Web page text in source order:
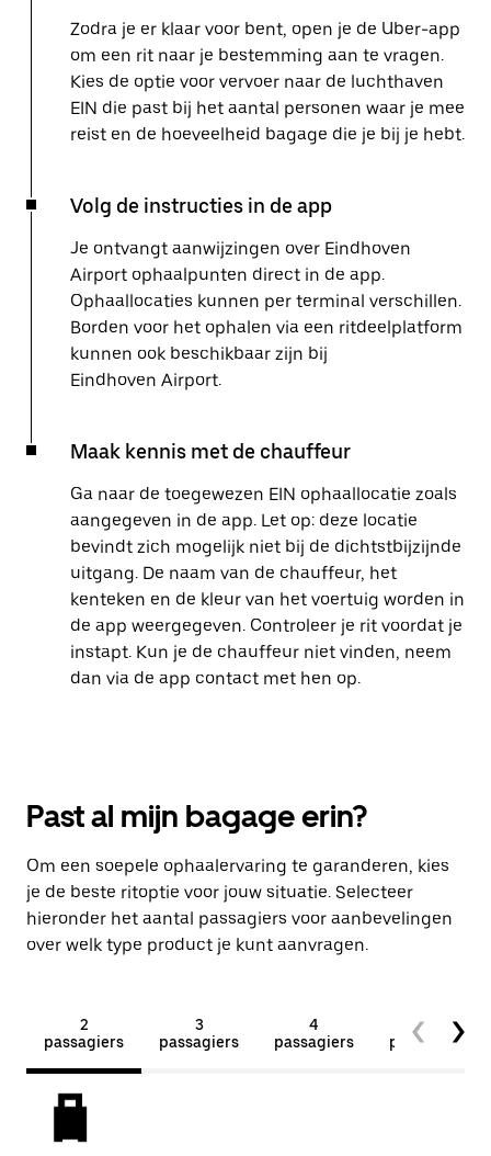
Zodra je er klaar voor bent, open je de Uber-app
om een rit naar je bestemming aan te vragen.
Kies de optie voor vervoer naar de luchthaven
EIN die past bij het aantal personen waar je mee
reist en de hoeveelheid bagage die je bij je hebt.
Volg de instructies in de app
Je ontvangt aanwijzingen over Eindhoven
Airport ophaalpunten direct in de app.
Ophaallocaties kunnen per terminal verschillen.
Borden voor het ophalen via een ritdeelplatform
kunnen ook beschikbaar zijn bij
Eindhoven Airport.
Maak kennis met de chauffeur
Ga naar de toegewezen EIN ophaallocatie zoals
aangegeven in de app. Let op: deze locatie
bevindt zich mogelijk niet bij de dichtstbijzijnde
uitgang. De naam van de chauffeur, het
kenteken en de kleur van het voertuig worden in
de app weergegeven. Controleer je rit voordat je
instapt. Kun je de chauffeur niet vinden, neem
dan via de app contact met hen op.
Past al mijn bagage erin?
Om een soepele ophaalervaring te garanderen, kies
je de beste ritoptie voor jouw situatie. Selecteer
hieronder het aantal passagiers voor aanbevelingen
over welk type product je kunt aanvragen.
2
passagiers
3
passagiers
4
passagiers
5+
passagiers